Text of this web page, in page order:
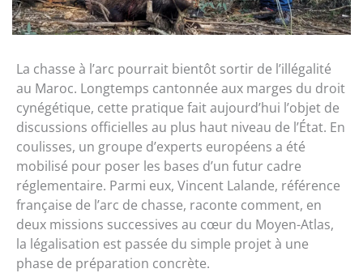
La chasse à l’arc pourrait bientôt sortir de l’illégalité
au Maroc. Longtemps cantonnée aux marges du droit
cynégétique, cette pratique fait aujourd’hui l’objet de
discussions officielles au plus haut niveau de l’État. En
coulisses, un groupe d’experts européens a été
mobilisé pour poser les bases d’un futur cadre
réglementaire. Parmi eux, Vincent Lalande, référence
française de l’arc de chasse, raconte comment, en
deux missions successives au cœur du Moyen-Atlas,
la légalisation est passée du simple projet à une
phase de préparation concrète.